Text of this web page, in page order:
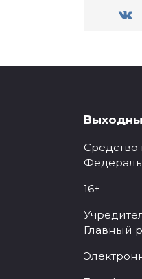
Средство
16+
Главный